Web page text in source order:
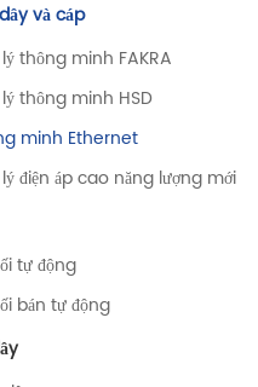
và cáp
thông minh FAKRA
thông minh HSD
minh Ethernet
điện áp cao năng lượng mới
tự động
bán tự động